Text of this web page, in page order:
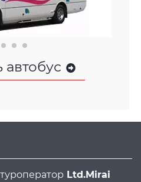
автобус
Ltd.Mirai